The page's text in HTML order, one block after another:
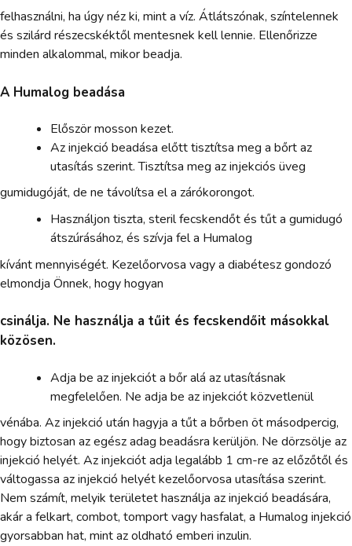
felhasználni, ha úgy néz ki, mint a víz. Átlátszónak, színtelennek
és szilárd részecskéktől mentesnek kell lennie. Ellenőrizze
minden alkalommal, mikor beadja.
A Humalog beadása
Először mosson kezet.
Az injekció beadása előtt tisztítsa meg a bőrt az
utasítás szerint. Tisztítsa meg az injekciós üveg
gumidugóját, de ne távolítsa el a zárókorongot.
Használjon tiszta, steril fecskendőt és tűt a gumidugó
átszúrásához, és szívja fel a Humalog
kívánt mennyiségét. Kezelőorvosa vagy a diabétesz gondozó
elmondja Önnek, hogy hogyan
csinálja. Ne használja a tűit és fecskendőit másokkal
közösen.
Adja be az injekciót a bőr alá az utasításnak
megfelelően. Ne adja be az injekciót közvetlenül
vénába. Az injekció után hagyja a tűt a bőrben öt másodpercig,
hogy biztosan az egész adag beadásra kerüljön. Ne dörzsölje az
injekció helyét. Az injekciót adja legalább 1 cm-re az előzőtől és
váltogassa az injekció helyét kezelőorvosa utasítása szerint.
Nem számít, melyik területet használja az injekció beadására,
akár a felkart, combot, tomport vagy hasfalat, a Humalog injekció
gyorsabban hat, mint az oldható emberi inzulin.